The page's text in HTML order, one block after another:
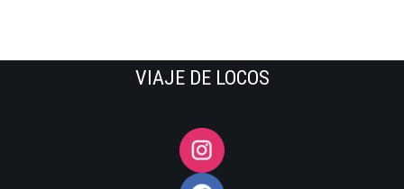
VIAJE DE LOCOS